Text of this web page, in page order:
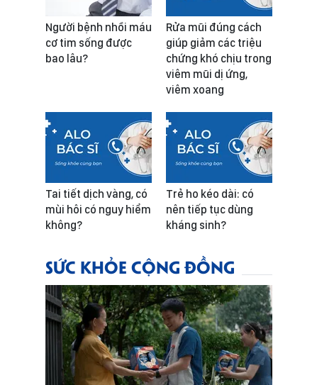
Người bệnh nhồi máu
cơ tim sống được
bao lâu?
Rửa mũi đúng cách
giúp giảm các triệu
chứng khó chịu trong
viêm mũi dị ứng,
viêm xoang
Tai tiết dịch vàng, có
mùi hôi có nguy hiểm
không?
Trẻ ho kéo dài: có
nên tiếp tục dùng
kháng sinh?
SỨC KHỎE CỘNG ĐỒNG